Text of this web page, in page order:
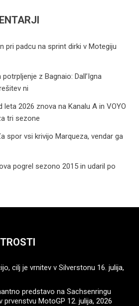
pri padcu na sprint dirki v Motegiju
z Bagnaio: Dall’Igna
ni
leta 2026 znova na Kanalu A in VOYO
tri sezone
spor vsi krivijo Marqueza, vendar ga
pogrel sezono 2015 in udaril po
cilj je vrnitev v Silverstonu 16. julija,
predstavo na Sachsenringu
prvenstvu MotoGP 12. julija, 2026